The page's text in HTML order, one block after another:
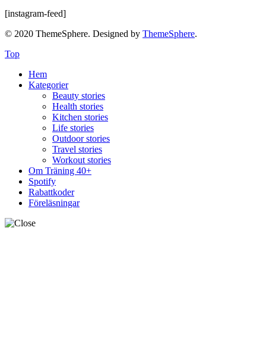
[instagram-feed]
© 2020 ThemeSphere. Designed by ThemeSphere.
Top
Hem
Kategorier
Beauty stories
Health stories
Kitchen stories
Life stories
Outdoor stories
Travel stories
Workout stories
Om Träning 40+
Spotify
Rabattkoder
Föreläsningar